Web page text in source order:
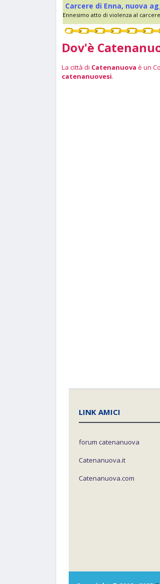
Carcere di Enna, nuova
Ennesimo atto di violenza al
Dov'è
La città di Catenanuova è un
catenanuovesi.
LINK AMICI
forum catenanuova
Catenanuova.it
Catenanuova.com